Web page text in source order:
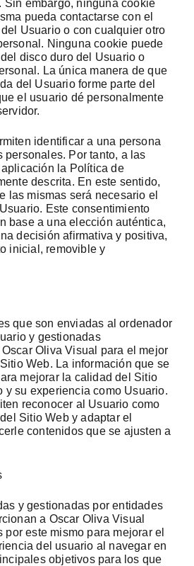
Sin embargo, ninguna cookie
pueda contactarse con el
Usuario o con cualquier otro
Ninguna cookie puede
disco duro del Usuario o
La única manera de que
del Usuario forme parte del
el usuario dé personalmente
identificar a una persona
personales. Por tanto, a las
la Política de
descrita. En este sentido,
las mismas será necesario el
Este consentimiento
base a una elección auténtica,
decisión afirmativa y positiva,
inicial, removible y
que son enviadas al ordenador
y gestionadas
Oliva Visual para el mejor
Web. La información que se
mejorar la calidad del Sitio
y su experiencia como Usuario.
reconocer al Usuario como
Sitio Web y adaptar el
contenidos que se ajusten a
y gestionadas por entidades
a Oscar Oliva Visual
este mismo para mejorar el
del usuario al navegar en
objetivos para los que